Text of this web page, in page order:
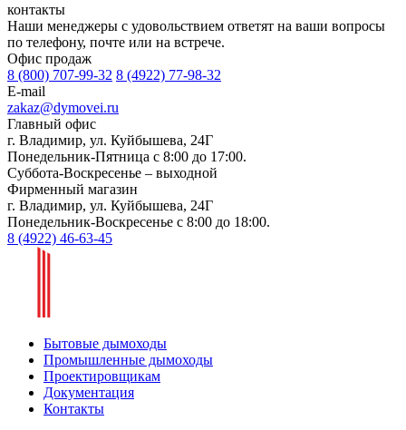
контакты
Наши менеджеры с удовольствием ответят на ваши вопросы
по телефону, почте или на встрече.
Офис продаж
8 (800) 707-99-32 8 (4922) 77-98-32
E-mail
zakaz@dymovei.ru
Главный офис
г. Владимир, ул. Куйбышева, 24Г
Понедельник-Пятница с 8:00 до 17:00.
Суббота-Воскресенье – выходной
Фирменный магазин
г. Владимир, ул. Куйбышева, 24Г
Понедельник-Воскресенье с 8:00 до 18:00.
8 (4922) 46-63-45
Бытовые дымоходы
Промышленные дымоходы
Проектировщикам
Документация
Контакты